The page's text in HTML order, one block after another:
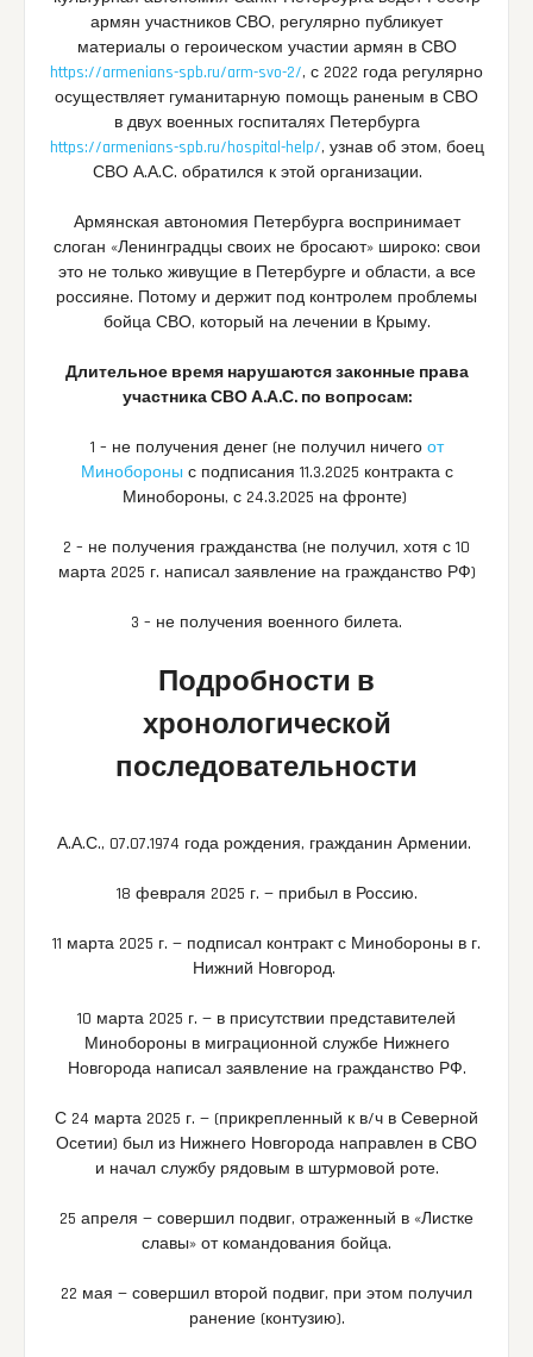
армян участников СВО, регулярно публикует
материалы о героическом участии армян в СВО
https://armenians-spb.ru/arm-svo-2/, с 2022 года регулярно
осуществляет гуманитарную помощь раненым в СВО
в двух военных госпиталях Петербурга
https://armenians-spb.ru/hospital-help/, узнав об этом, боец
СВО А.А.С. обратился к этой организации.
Армянская автономия Петербурга воспринимает
слоган «Ленинградцы своих не бросают» широко: свои
это не только живущие в Петербурге и области, а все
россияне. Потому и держит под контролем проблемы
бойца СВО, который на лечении в Крыму.
Длительное время нарушаются законные права
участника СВО А.А.С. по вопросам:
1 – не получения денег (не получил ничегоот
Минобороны с подписания 11.3.2025 контракта с
Минобороны, с 24.3.2025 на фронте)
2 – не получения гражданства (не получил, хотя с 10
марта 2025 г. написал заявление на гражданство РФ)
3 – не получения военного билета.
Подробности в
хронологической
последовательности
А.А.С., 07.07.1974 года рождения, гражданин Армении.
18 февраля 2025 г. — прибыл в Россию.
11 марта 2025 г. — подписал контракт с Минобороны в г.
Нижний Новгород.
10 марта 2025 г. — в присутствии представителей
Минобороны в миграционной службе Нижнего
Новгорода написал заявление на гражданство РФ.
С 24 марта 2025 г. — (прикрепленный к в/ч в Северной
Осетии) был из Нижнего Новгорода направлен в СВО
и начал службу рядовым в штурмовой роте.
25 апреля — совершил подвиг, отраженный в «Листке
славы» от командования бойца.
22 мая — совершил второй подвиг, при этом получил
ранение (контузию).